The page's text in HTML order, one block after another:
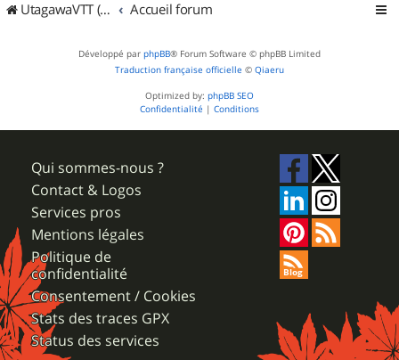
UtagawaVTT (Randos VTT et VTTAE avec traces GPS) Accueil forum
Développé par phpBB® Forum Software © phpBB Limited
Traduction française officielle © Qiaeru
Optimized by: phpBB SEO
Confidentialité | Conditions
Qui sommes-nous ?
Contact & Logos
Services pros
Mentions légales
Politique de
confidentialité
Consentement / Cookies
Stats des traces GPX
Status des services